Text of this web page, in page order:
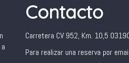
Contacto
Carretera CV 952, Km. 10,5
Para realizar una reserva por